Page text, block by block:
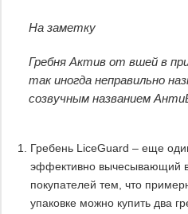
На заметку
Гребня Актив от вшей в
так иногда неправильно
созвучным названием
Гребень LiceGuard – еще
эффективно вычесывающий
покупателей тем, что
упаковке можно купить два